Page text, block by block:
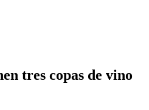
tres copas de vino